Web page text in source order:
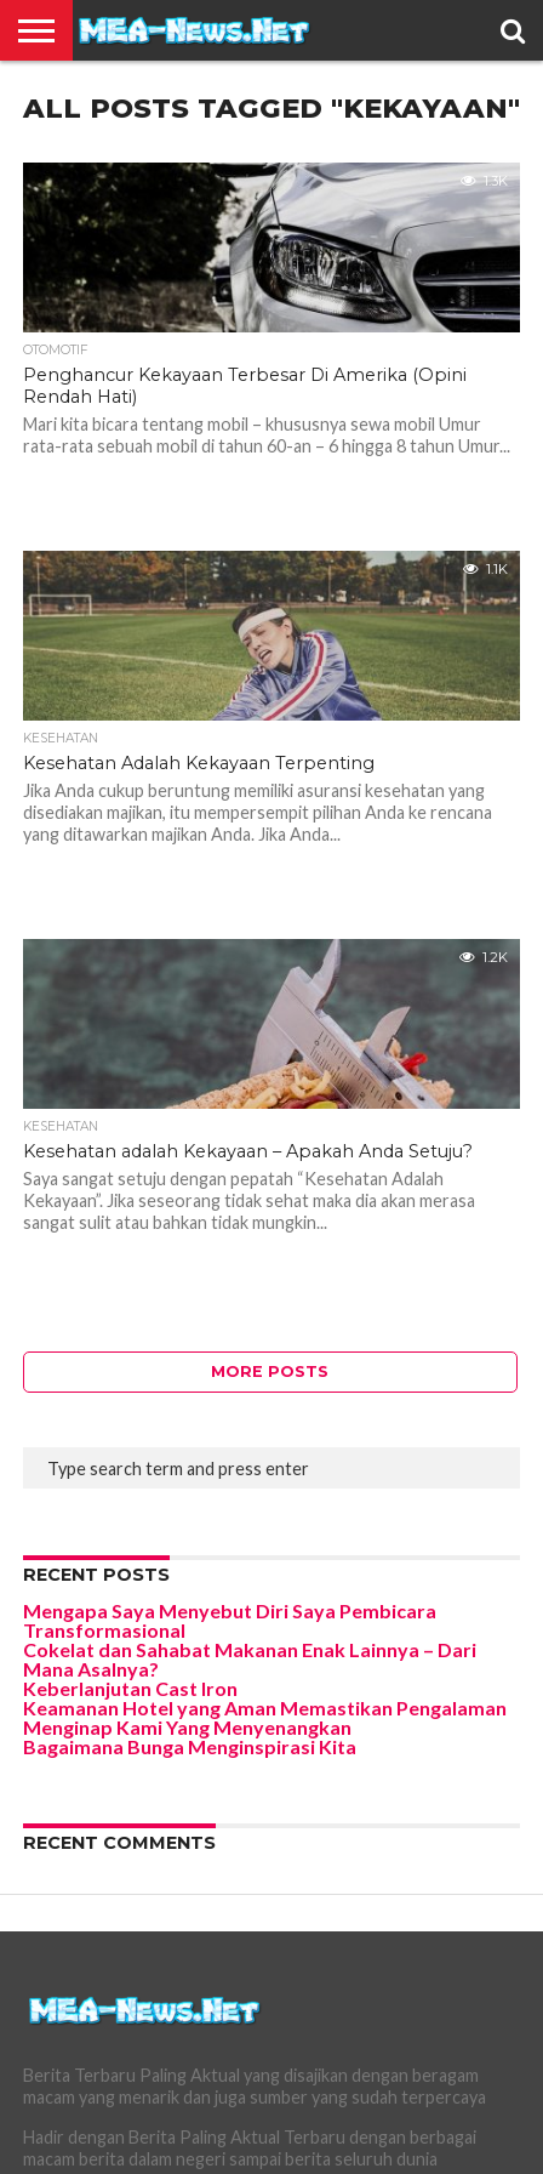
TERBARU
EDUKASI
HIBURAN
INSPIRASI
KESEHATAN
KULINER
OLAH
RAGA
OTOMOTIF
TRAVEL
JUAL
BELI
ALL POSTS TAGGED "KEKAYAAN"
1.3K
OTOMOTIF
Penghancur Kekayaan Terbesar Di Amerika (Opini
Rendah Hati)
Mari kita bicara tentang mobil – khususnya sewa mobil Umur
rata-rata sebuah mobil di tahun 60-an – 6 hingga 8 tahun Umur...
1.1K
KESEHATAN
Kesehatan Adalah Kekayaan Terpenting
Jika Anda cukup beruntung memiliki asuransi kesehatan yang
disediakan majikan, itu mempersempit pilihan Anda ke rencana
yang ditawarkan majikan Anda. Jika Anda...
1.2K
KESEHATAN
Kesehatan adalah Kekayaan – Apakah Anda Setuju?
Saya sangat setuju dengan pepatah “Kesehatan Adalah
Kekayaan”. Jika seseorang tidak sehat maka dia akan merasa
sangat sulit atau bahkan tidak mungkin...
MORE POSTS
RECENT POSTS
Mengapa Saya Menyebut Diri Saya Pembicara
Transformasional
Cokelat dan Sahabat Makanan Enak Lainnya – Dari
Mana Asalnya?
Keberlanjutan Cast Iron
Keamanan Hotel yang Aman Memastikan Pengalaman
Menginap Kami Yang Menyenangkan
Bagaimana Bunga Menginspirasi Kita
RECENT COMMENTS
Berita Terbaru Paling Aktual yang disajikan dengan beragam
macam yang menarik dan juga sumber yang sudah terpercaya
Hadir dengan Berita Paling Aktual Terbaru dengan berbagai
macam berita dalam negeri sampai berita seluruh dunia